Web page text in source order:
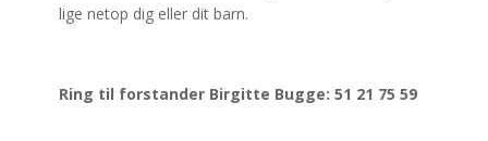
lige netop dig eller dit barn.
Ring til forstander Birgitte Bugge: 51 21 75 59